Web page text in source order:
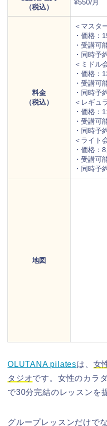
（税込）
¥550/月
料金
（税込）
＜マスタ
・価格：
・受講可
・同時予
＜ミドル
・価格：
・受講可
・同時予
＜レギュ
・価格：
・受講可
・同時予
＜ライト
・価格：
・受講可
・同時予
地図
OLUTANA pilatesは、 女
タジオです。女性のカラ
で30分完結のレッスンを
グループレッスンだけで